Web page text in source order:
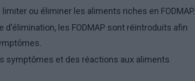
limiter ou éliminer les aliments riches en FODMAP.
d'élimination, les FODMAP sont réintroduits afin
symptômes et des réactions aux aliments